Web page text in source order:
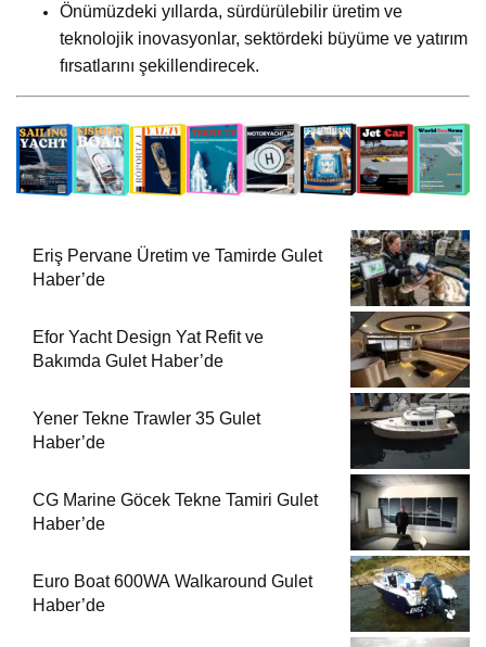
Önümüzdeki yıllarda, sürdürülebilir üretim ve
teknolojik inovasyonlar, sektördeki büyüme ve yatırım
fırsatlarını şekillendirecek.
Eriş Pervane Üretim ve Tamirde Gulet
Haber’de
Efor Yacht Design Yat Refit ve
Bakımda Gulet Haber’de
Yener Tekne Trawler 35 Gulet
Haber’de
CG Marine Göcek Tekne Tamiri Gulet
Haber’de
Euro Boat 600WA Walkaround Gulet
Haber’de